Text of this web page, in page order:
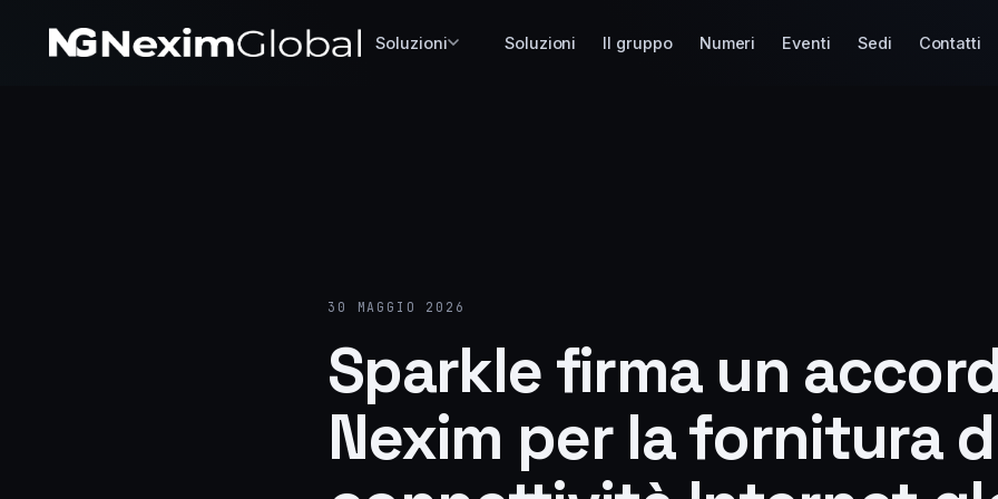
Soluzioni Soluzioni Il gruppo Numeri Eventi Sedi Contatti
30 MAGGIO 2026
Sparkle firma un
Nexim per la fornitura